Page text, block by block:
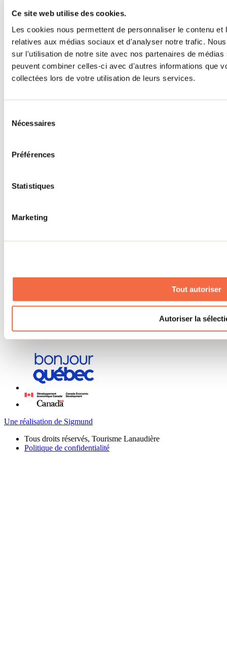
Ce site web utilise des cookies.
Les cookies nous permettent de personnaliser le contenu
relatives aux médias sociaux et d'analyser notre trafic.
sur l'utilisation de notre site avec nos partenaires de
peuvent combiner celles-ci avec d'autres informations que
collectées lors de votre utilisation de leurs services.
Nécessaires
Préférences
Statistiques
Marketing
Tout autoriser
Autoriser la
Offre aux voyageurs étrangers
À propos
Partenaires
Médias
Concours
Renseignements utiles
Cartes et brochures
Offres d'emplois
Municipalités
Pour découvrir des idées d’activités et connaître en primeur les
S'abonner
Menu des réseaux sociaux
Une réalisation de Sigmund
Tous droits réservés, Tourisme Lanaudière
Politique de confidentialité